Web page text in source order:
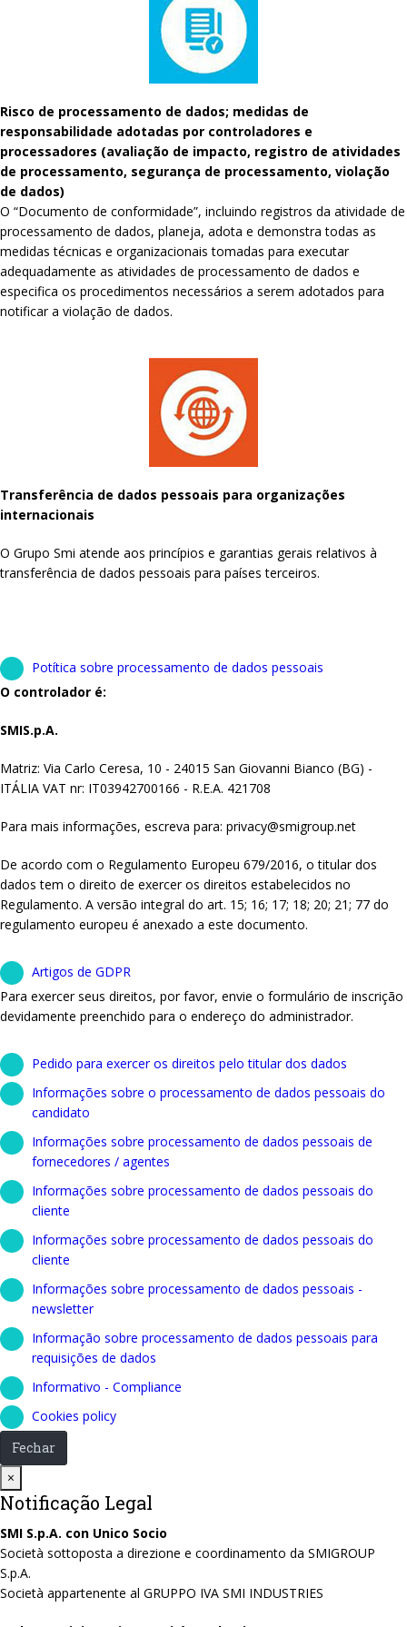
Risco de processamento de dados; medidas de
responsabilidade adotadas por controladores e
processadores (avaliação de impacto, registro de atividades
de processamento, segurança de processamento, violação
de dados)
O “Documento de conformidade”, incluindo registros da atividade de
processamento de dados, planeja, adota e demonstra todas as
medidas técnicas e organizacionais tomadas para executar
adequadamente as atividades de processamento de dados e
especifica os procedimentos necessários a serem adotados para
notificar a violação de dados.
Transferência de dados pessoais para organizações
internacionais
O Grupo Smi atende aos princípios e garantias gerais relativos à
transferência de dados pessoais para países terceiros.
Potítica sobre processamento de dados pessoais
O controlador é:
SMIS.p.A.
Matriz: Via Carlo Ceresa, 10 - 24015 San Giovanni Bianco (BG) -
ITÁLIA VAT nr: IT03942700166 - R.E.A. 421708
Para mais informações, escreva para: privacy@smigroup.net
De acordo com o Regulamento Europeu 679/2016, o titular dos
dados tem o direito de exercer os direitos estabelecidos no
Regulamento. A versão integral do art. 15; 16; 17; 18; 20; 21; 77 do
regulamento europeu é anexado a este documento.
Artigos de GDPR
Para exercer seus direitos, por favor, envie o formulário de inscrição
devidamente preenchido para o endereço do administrador.
Pedido para exercer os direitos pelo titular dos dados
Informações sobre o processamento de dados pessoais do
candidato
Informações sobre processamento de dados pessoais de
fornecedores / agentes
Informações sobre processamento de dados pessoais do
cliente
Informações sobre processamento de dados pessoais do
cliente
Informações sobre processamento de dados pessoais -
newsletter
Informação sobre processamento de dados pessoais para
requisições de dados
Informativo - Compliance
Cookies policy
Fechar
×
Notificação Legal
SMI S.p.A. con Unico Socio
Società sottoposta a direzione e coordinamento da SMIGROUP
S.p.A.
Società appartenente al GRUPPO IVA SMI INDUSTRIES